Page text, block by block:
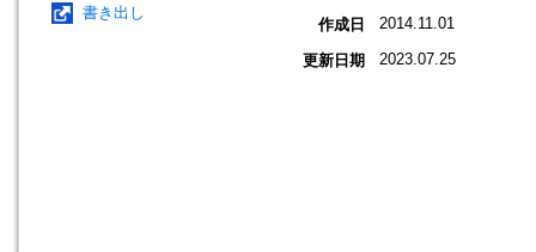
書き出し
作成日 2014.11.01
更新日期 2023.07.25